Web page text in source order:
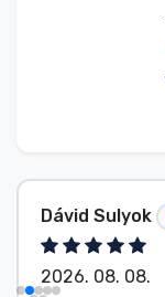
Dávid Sulyok
2026. 08. 08.